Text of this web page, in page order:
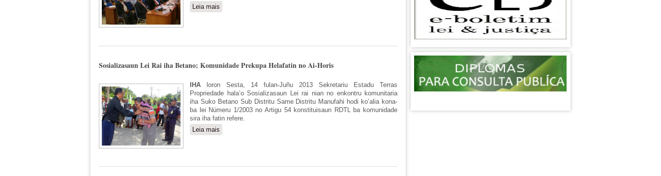
Leia mais sobre MJ : Sidadaun Estranjeiru Neébe Priense Kriteria Bele Sai Sidadaun TL
Sosializasaun Lei Rai iha Betano; Komunidade Prekupa Helafatin no Ai-Horis
IHA loron Sesta, 14 fulan-Juñu 2013 Sekretariu Estadu Terras
Propriedade hala’o Sosializasaun Lei rai nian no enkontru komunitaria
iha Suko Betano Sub Distritu Same Distritu Manufahi hodi ko’alia kona-
ba lei Númeru 1/2003 no Artigu 54 konstituisaun RDTL ba komunidade
sira iha fatin refere.
Leia mais